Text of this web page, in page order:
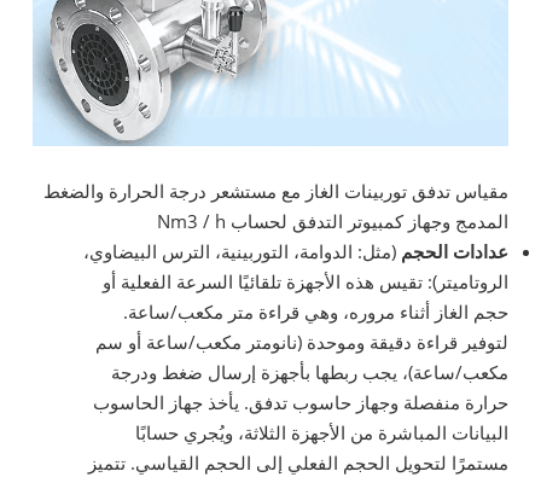
مقياس تدفق توربينات الغاز مع مستشعر درجة الحرارة والضغط
المدمج وجهاز كمبيوتر التدفق لحساب Nm3 / h
عدادات الحجم (مثل: الدوامة، التوربينية، الترس البيضاوي،
الروتاميتر): تقيس هذه الأجهزة تلقائيًا السرعة الفعلية أو
حجم الغاز أثناء مروره، وهي قراءة متر مكعب/ساعة.
لتوفير قراءة دقيقة وموحدة (نانومتر مكعب/ساعة أو سم
مكعب/ساعة)، يجب ربطها بأجهزة إرسال ضغط ودرجة
حرارة منفصلة وجهاز حاسوب تدفق. يأخذ جهاز الحاسوب
البيانات المباشرة من الأجهزة الثلاثة، ويُجري حسابًا
مستمرًا لتحويل الحجم الفعلي إلى الحجم القياسي. تتميز